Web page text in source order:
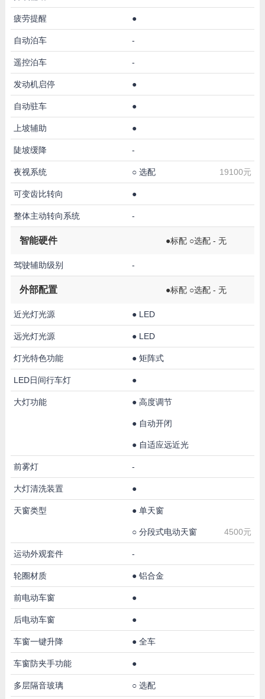
疲劳提醒 ●
自动泊车 -
遥控泊车 -
发动机启停 ●
自动驻车 ●
上坡辅助 ●
陡坡缓降 -
夜视系统 ○ 选配 19100元
可变齿比转向 ●
整体主动转向系统 -
智能硬件 ●标配 ○选配 - 无
驾驶辅助级别 -
外部配置 ●标配 ○选配 - 无
近光灯光源 ● LED
远光灯光源 ● LED
灯光特色功能 ● 矩阵式
LED日间行车灯 ●
大灯功能 ● 高度调节
● 自动开闭
● 自适应远近光
前雾灯 -
大灯清洗装置 ●
天窗类型 ● 单天窗
○ 分段式电动天窗 4500元
运动外观套件 -
轮圈材质 ● 铝合金
前电动车窗 ●
后电动车窗 ●
车窗一键升降 ● 全车
车窗防夹手功能 ●
多层隔音玻璃 ○ 选配